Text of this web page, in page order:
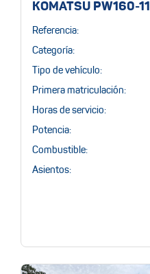
KOMATSU PW160-11
Referencia:
Categoría:
Tipo de vehículo:
Primera matriculación:
Horas de servicio:
Potencia:
Combustible:
Asientos: